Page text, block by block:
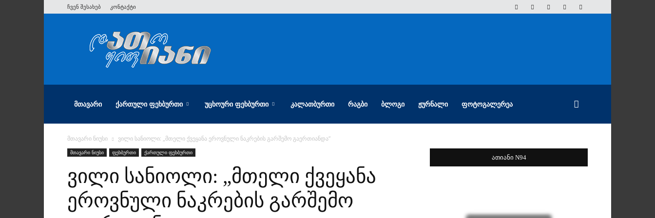
ჩვენ შესახებ კონტაქტი
ათიანი
ᲛᲗᲐᲕᲐᲠᲘ ᲥᲐᲠᲗᲣᲚᲘ ᲤᲔᲮᲑᲣᲠᲗᲘ ᲣᲪᲮᲝᲣᲠᲘ ᲤᲔᲮᲑᲣᲠᲗᲘ ᲙᲐᲚᲐᲗᲑᲣᲠᲗᲘ ᲠᲐᲒᲑᲘ ᲑᲚᲝᲒᲘ ᲟᲣᲠᲜᲐᲚᲘ ᲤᲝᲢᲝᲒᲐᲚᲔᲠᲔᲐ
მთავარი ნიუსი ვილი სანიოლი: „მთელი ქვეყანა ეროვნული ნაკრების გარშემო გაერთიანდა“
მთავარი ნიუსი ფეხბურთი ქართული ფეხბურთი
ვილი სანიოლი: „მთელი ქვეყანა
ეროვნული ნაკრების გარშემო
ათიანი N94